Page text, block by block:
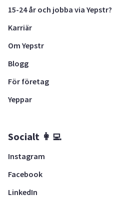
15-24 år och jobba via Yepstr?
Karriär
Om Yepstr
Blogg
För företag
Yeppar
Socialt 👩‍💻
Instagram
Facebook
LinkedIn